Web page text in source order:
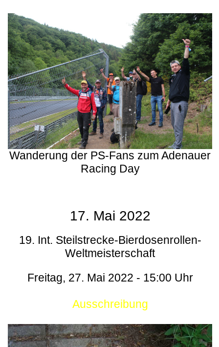
Wanderung der PS-Fans zum Adenauer
Racing Day
17. Mai 2022
19. Int. Steilstrecke-Bierdosenrollen-
Weltmeisterschaft
Freitag, 27. Mai 2022 - 15:00 Uhr
Ausschreibung